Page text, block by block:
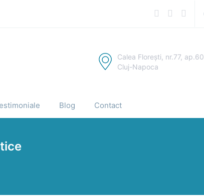
Calea Floreşti, nr.77, ap.60
Cluj-Napoca
Blog Contact